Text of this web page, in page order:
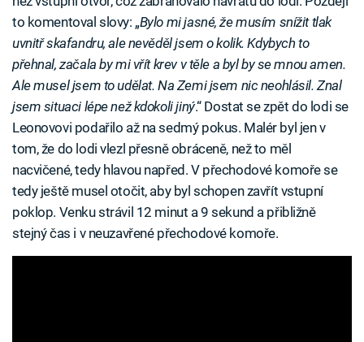
to komentoval slovy: „Bylo mi jasné, že musím snížit tlak
uvnitř skafandru, ale nevěděl jsem o kolik. Kdybych to
přehnal, začala by mi vřít krev v těle a byl by se mnou amen.
Ale musel jsem to udělat. Na Zemi jsem nic neohlásil. Znal
jsem situaci lépe než kdokoli jiný.“ Dostat se zpět do lodi se
Leonovovi podařilo až na sedmý pokus. Malér byl jen v
tom, že do lodi vlezl přesně obráceně, než to měl
nacvičené, tedy hlavou napřed. V přechodové komoře se
tedy ještě musel otočit, aby byl schopen zavřít vstupní
poklop. Venku strávil 12 minut a 9 sekund a přibližně
stejný čas i v neuzavřené přechodové komoře.